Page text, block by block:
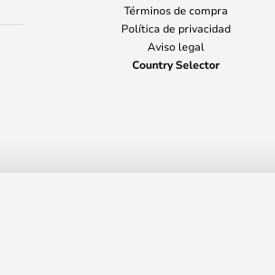
Términos de compra
Política de privacidad
Aviso legal
Country Selector